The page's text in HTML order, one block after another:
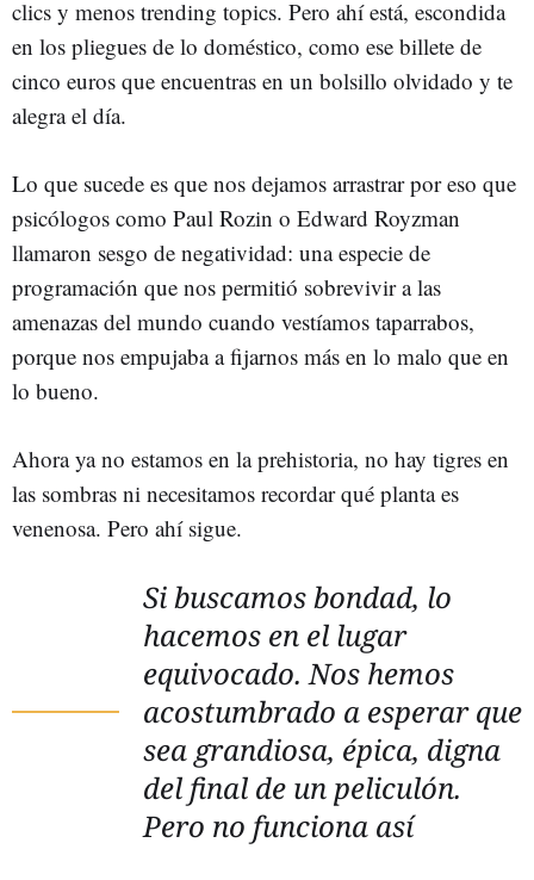
clics y menos trending topics. Pero ahí está, escondida
en los pliegues de lo doméstico, como ese billete de
cinco euros que encuentras en un bolsillo olvidado y te
alegra el día.
Lo que sucede es que nos dejamos arrastrar por eso que
psicólogos como Paul Rozin o Edward Royzman
llamaron sesgo de negatividad: una especie de
programación que nos permitió sobrevivir a las
amenazas del mundo cuando vestíamos taparrabos,
porque nos empujaba a fijarnos más en lo malo que en
lo bueno.
Ahora ya no estamos en la prehistoria, no hay tigres en
las sombras ni necesitamos recordar qué planta es
venenosa. Pero ahí sigue.
Si buscamos bondad, lo
hacemos en el lugar
equivocado. Nos hemos
acostumbrado a esperar que
sea grandiosa, épica, digna
del final de un peliculón.
Pero no funciona así